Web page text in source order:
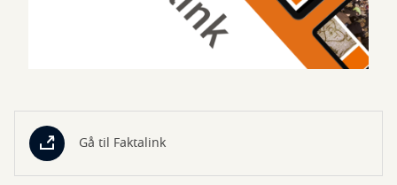
Gå til Faktalink